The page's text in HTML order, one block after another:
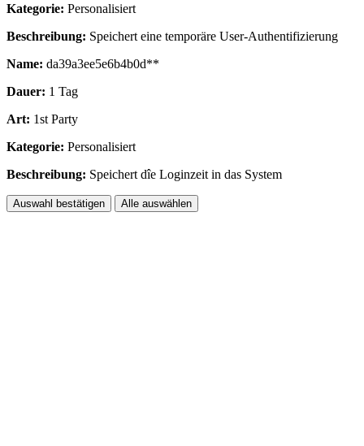
Kategorie: Personalisiert
Beschreibung: Speichert eine temporäre User-Authentifizierung
Name: da39a3ee5e6b4b0d**
Dauer: 1 Tag
Art: 1st Party
Kategorie: Personalisiert
Beschreibung: Speichert dîe Loginzeit in das System
Auswahl bestätigen Alle auswählen